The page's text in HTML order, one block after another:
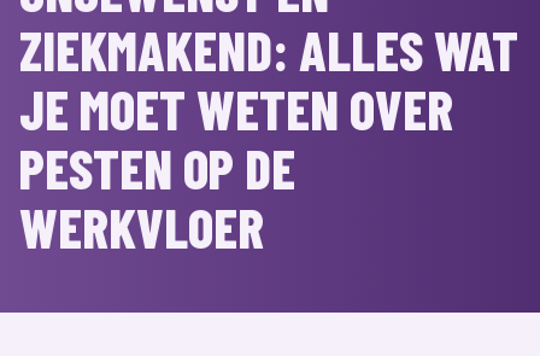
ZIEKMAKEND: ALLES WAT
JE MOET WETEN OVER
PESTEN OP DE
WERKVLOER